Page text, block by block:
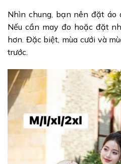
Nhìn chung, bạn nên đặt áo
Nếu cần may đo hoặc đặt
hơn. Đặc biệt, mùa cưới và
trước.